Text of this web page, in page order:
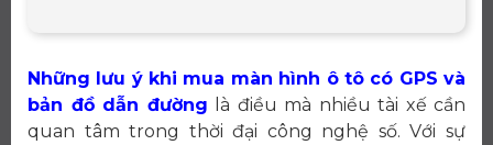
Những lưu ý khi mua màn hình ô tô có GPS và
bản đồ dẫn đường là điều mà nhiều tài xế cần
quan tâm trong thời đại công nghệ số. Với sự